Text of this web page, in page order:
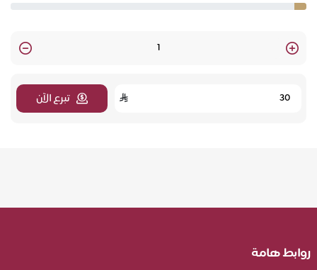
Quantity
تبرع الآن
روابط هامة